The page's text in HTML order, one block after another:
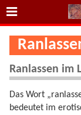
Ranlassen im
Das Wort
bedeutet im